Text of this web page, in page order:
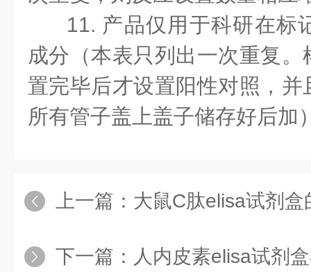
11. 产品仅用于科研在标
成分（本表只列出一次重复
置完毕后才设置阳性对照，
所有管子盖上盖子储存好后加
上一篇： 大鼠C肽elisa试剂盒
下一篇： 人内皮素elisa试剂盒在